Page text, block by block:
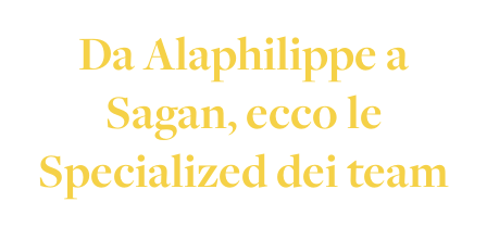
Da Alaphilippe a
Sagan, ecco le
Specialized dei team